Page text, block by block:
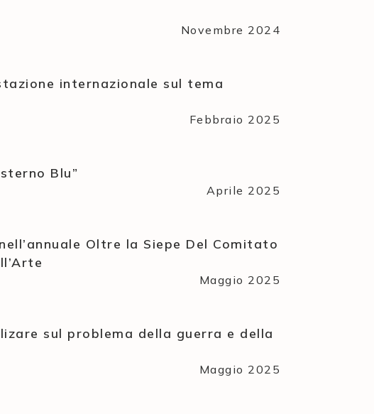
Novembre 2024
internazionale sul tema
Febbraio 2025
Blu”
Aprile 2025
Oltre la Siepe Del Comitato
Maggio 2025
sul problema della guerra e della
Maggio 2025